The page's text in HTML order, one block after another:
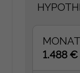
1.488 €